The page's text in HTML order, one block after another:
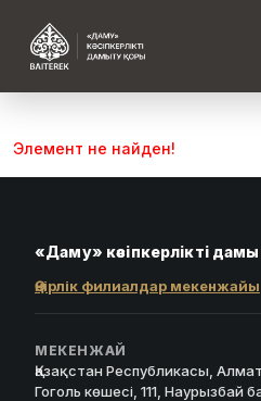
Элемент не найден!
«Даму» кәсіпкерлікті
Өңірлік филиалдар мекенжайы
МЕКЕНЖАЙ
Қазақстан Республикасы,
Гоголь көшесі, 111, Наурызбай